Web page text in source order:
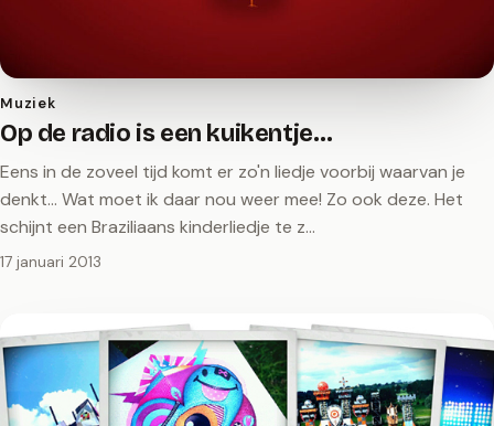
Muziek
Op de radio is een kuikentje…
Eens in de zoveel tijd komt er zo'n liedje voorbij waarvan je
denkt... Wat moet ik daar nou weer mee! Zo ook deze. Het
schijnt een Braziliaans kinderliedje te z…
17 januari 2013